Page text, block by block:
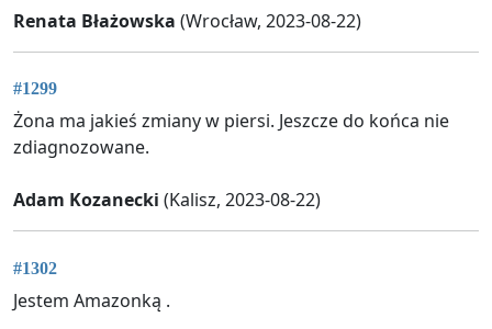
Renata Błażowska (Wrocław, 2023-08-22)
#1299
Żona ma jakieś zmiany w piersi. Jeszcze do końca nie
zdiagnozowane.
Adam Kozanecki (Kalisz, 2023-08-22)
#1302
Jestem Amazonką .